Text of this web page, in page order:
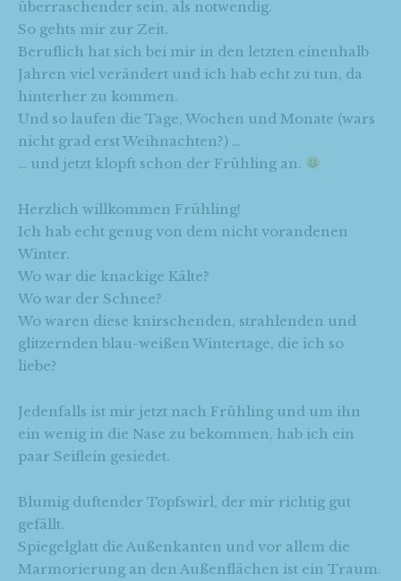
überraschender sein, als notwendig.
So gehts mir zur Zeit.
Beruflich hat sich bei mir in den letzten einenhalb
Jahren viel verändert und ich hab echt zu tun, da
hinterher zu kommen.
Und so laufen die Tage, Wochen und Monate (wars
nicht grad erst Weihnachten?) …
… und jetzt klopft schon der Frühling an.
Herzlich willkommen Frühling!
Ich hab echt genug von dem nicht vorandenen
Winter.
Wo war die knackige Kälte?
Wo war der Schnee?
Wo waren diese knirschenden, strahlenden und
glitzernden blau-weißen Wintertage, die ich so
liebe?
Jedenfalls ist mir jetzt nach Frühling und um ihn
ein wenig in die Nase zu bekommen, hab ich ein
paar Seiflein gesiedet.
Blumig duftender Topfswirl, der mir richtig gut
gefällt.
Spiegelglatt die Außenkanten und vor allem die
Marmorierung an den Außenflächen ist ein Traum.